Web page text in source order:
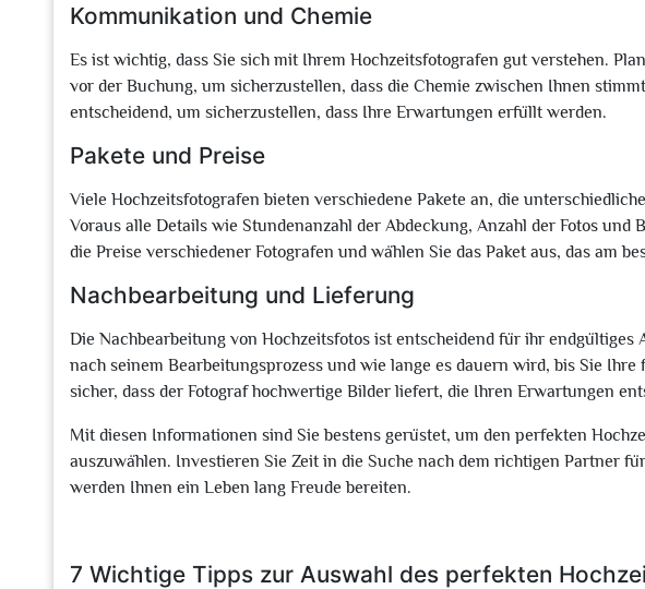
Kommunikation und Chemie
Es ist wichtig, dass Sie sich mit Ihrem Hochzeitsfotografen gut verstehen.
vor der Buchung, um sicherzustellen, dass die Chemie zwischen Ihnen
entscheidend, um sicherzustellen, dass Ihre Erwartungen erfüllt werden.
Pakete und Preise
Viele Hochzeitsfotografen bieten verschiedene Pakete an, die
Voraus alle Details wie Stundenanzahl der Abdeckung, Anzahl der Fotos und
die Preise verschiedener Fotografen und wählen Sie das Paket aus, das am
Nachbearbeitung und Lieferung
Die Nachbearbeitung von Hochzeitsfotos ist entscheidend für ihr endgültiges
nach seinem Bearbeitungsprozess und wie lange es dauern wird, bis Sie Ihre
sicher, dass der Fotograf hochwertige Bilder liefert, die Ihren Erwartungen
Mit diesen Informationen sind Sie bestens gerüstet, um den perfekten
auszuwählen. Investieren Sie Zeit in die Suche nach dem richtigen Partner
werden Ihnen ein Leben lang Freude bereiten.
7 Wichtige Tipps zur Auswahl des perfekten